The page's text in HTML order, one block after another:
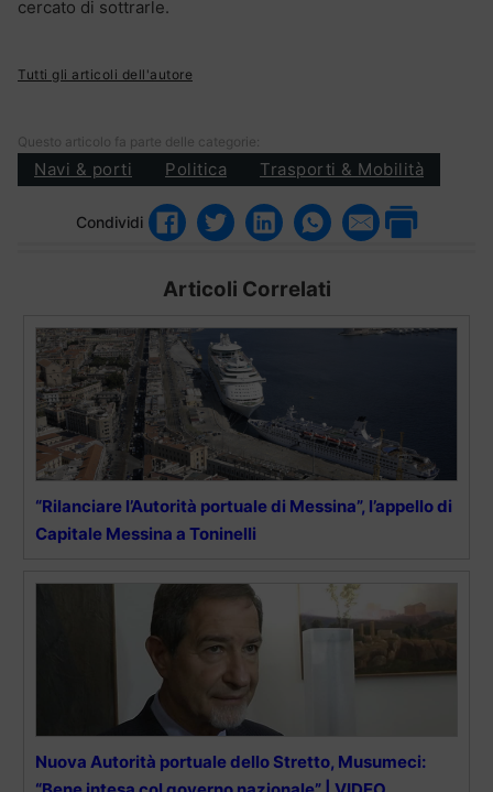
cercato di sottrarle.
Tutti gli articoli dell'autore
Questo articolo fa parte delle categorie:
Navi & porti Politica Trasporti & Mobilità
Condividi
Articoli Correlati
“Rilanciare l’Autorità portuale di Messina”, l’appello di
Capitale Messina a Toninelli
Nuova Autorità portuale dello Stretto, Musumeci: